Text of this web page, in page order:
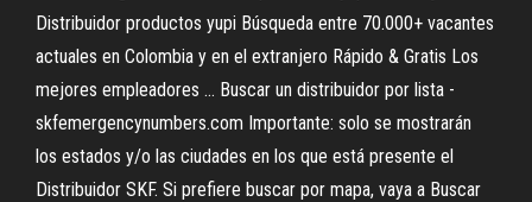
Distribuidor productos yupi Búsqueda entre 70.000+ vacantes
actuales en Colombia y en el extranjero Rápido & Gratis Los
mejores empleadores ... Buscar un distribuidor por lista -
skfemergencynumbers.com Importante: solo se mostrarán
los estados y/o las ciudades en los que está presente el
Distribuidor SKF. Si prefiere buscar por mapa, vaya a Buscar